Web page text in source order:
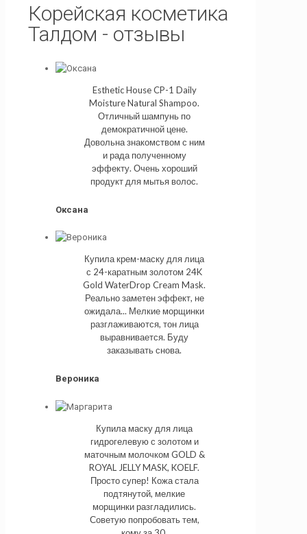
Корейская косметика
Талдом - отзывы
Esthetic House CP-1 Daily
Moisture Natural Shampoo.
Отличный шампунь по
демократичной цене.
Довольна знакомством с ним
и рада полученному
эффекту. Очень хороший
продукт для мытья волос.
Оксана
Купила крем-маску для лица
с 24-каратным золотом 24K
Gold WaterDrop Cream Mask.
Реально заметен эффект, не
ожидала... Мелкие морщинки
разглаживаются, тон лица
выравнивается. Буду
заказывать снова.
Вероника
Купила маску для лица
гидрогелевую с золотом и
маточным молочком GOLD &
ROYAL JELLY MASK, KOELF.
Просто супер! Кожа стала
подтянутой, мелкие
морщинки разгладились.
Советую попробовать тем,